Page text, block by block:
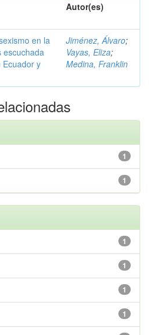
Autor(es)
en la
escuchada
Ecuador y
Jiménez, Álvaro;
Vayas, Eliza;
Medina, Franklin
1
1
1
1
1
1